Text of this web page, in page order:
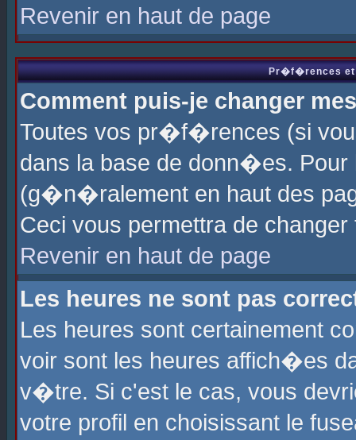
Revenir en haut de page
Pr�f�rences et
Comment puis-je changer
Toutes vos pr�f�rences (si
dans la base de donn�es.
(g�n�ralement en haut des
Ceci vous permettra de
Revenir en haut de page
Les heures ne sont pas
Les heures sont certainement
voir sont les heures affich�es
v�tre. Si c'est le cas, vous
votre profil en choisissant le